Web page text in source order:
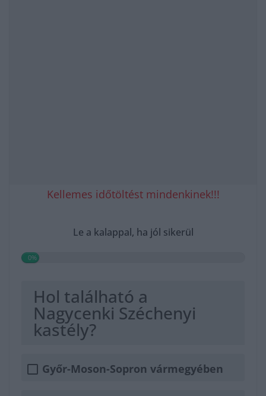
Kellemes időtöltést mindenkinek!!!
Le a kalappal, ha jól sikerül
0%
Hol található a
Nagycenki Széchenyi
kastély?
Győr-Moson-Sopron vármegyében